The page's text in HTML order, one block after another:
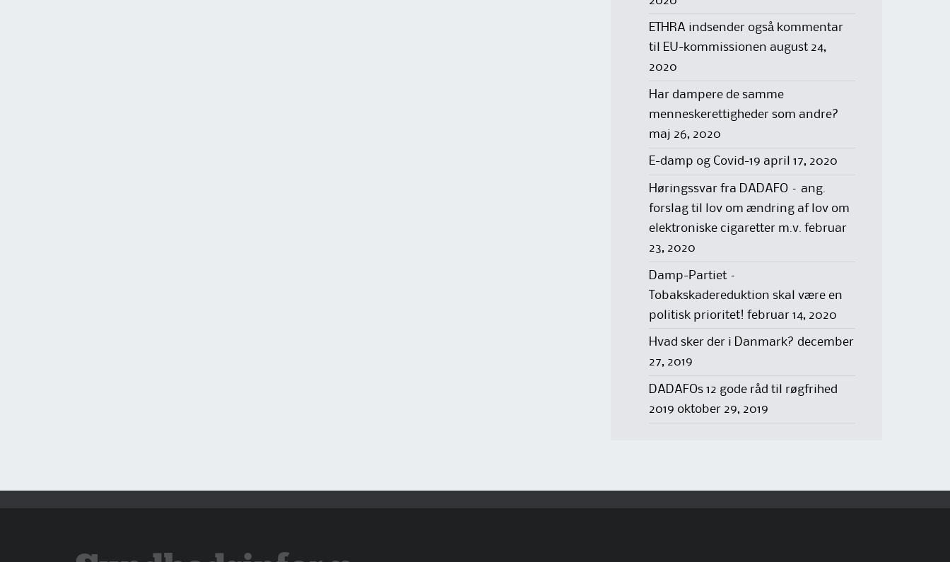
ETHRA indsender også kommentar
til EU-kommissionen august 24,
2020
Har dampere de samme
menneskerettigheder som andre?
maj 26, 2020
E-damp og Covid-19 april 17, 2020
Høringssvar fra DADAFO – ang.
forslag til lov om ændring af lov om
elektroniske cigaretter m.v. februar
23, 2020
Damp-Partiet –
Tobakskadereduktion skal være en
politisk prioritet! februar 14, 2020
Hvad sker der i Danmark? december
27, 2019
DADAFOs 12 gode råd til røgfrihed
2019 oktober 29, 2019